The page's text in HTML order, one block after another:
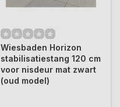
Wiesbaden Horizon
stabilisatiestang 120 cm
voor nisdeur mat zwart
(oud model)